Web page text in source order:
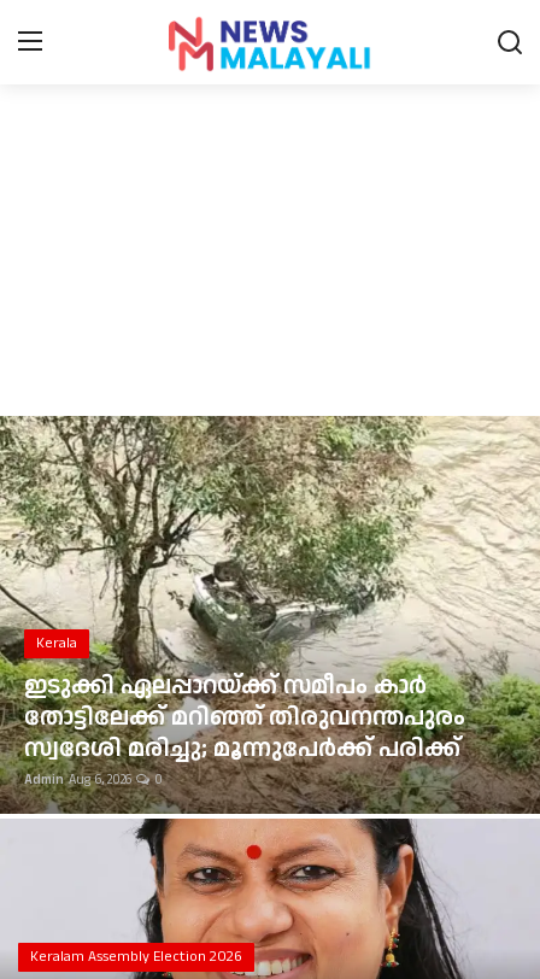
Entertainment
Sports
Food
Gulf News
Loksabha Election 2024
Technology
Health
Jobs Mall
Career
Kerala
ഇടുക്കി ഏലപ്പാറയ്ക്ക് സമീപം കാർ
തോട്ടിലേക്ക് മറിഞ്ഞ് തിരുവനന്തപുരം
സ്വദേശി മരിച്ചു; മൂന്നുപേർക്ക് പരിക്ക്
Admin Aug 6, 2026 0
Keralam Assembly Election 2026